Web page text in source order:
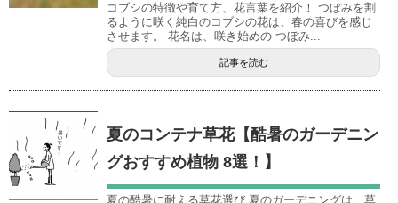
コブシの特徴や育て方、花言葉を紹介！ つぼみを割
るように咲く純白のコブシの花は、春の喜びを感じ
させます。 花名は、咲き始めの つぼみ...
記事を読む
夏のコンテナ草花【酷暑のガーデニン
グおすすめ植物 8選！】
夏の酷暑に耐える草花選び 夏のガーデニングは、草